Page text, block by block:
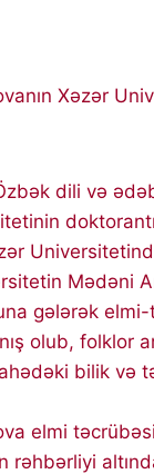
Xəzər
dili və
Mədəni
gələrək
olub, folklor
bilik və
elmi
rəhbərliyi